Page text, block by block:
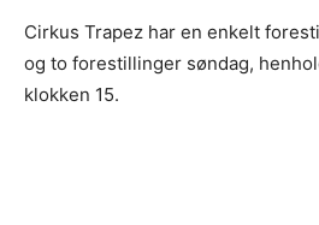
Cirkus Trapez har en enkelt
og to forestillinger søndag,
klokken 15.